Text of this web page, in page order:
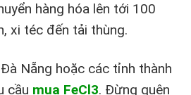
hàng hóa lên tới 100
xi téc đến tải thùng.
Nẵng hoặc các tỉnh thành
cầu mua FeCl3. Đừng quên